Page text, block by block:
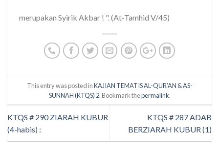
merupakan Syirik Akbar ! ". (At-Tamhid V/45)
This entry was posted inKAJIAN TEMATIS AL-QUR’AN & AS-
SUNNAH (KTQS) 2. Bookmark thepermalink.
KTQS # 290 ZIARAH KUBUR
(4-habis) :
KTQS # 287 ADAB
BERZIARAH KUBUR (1)